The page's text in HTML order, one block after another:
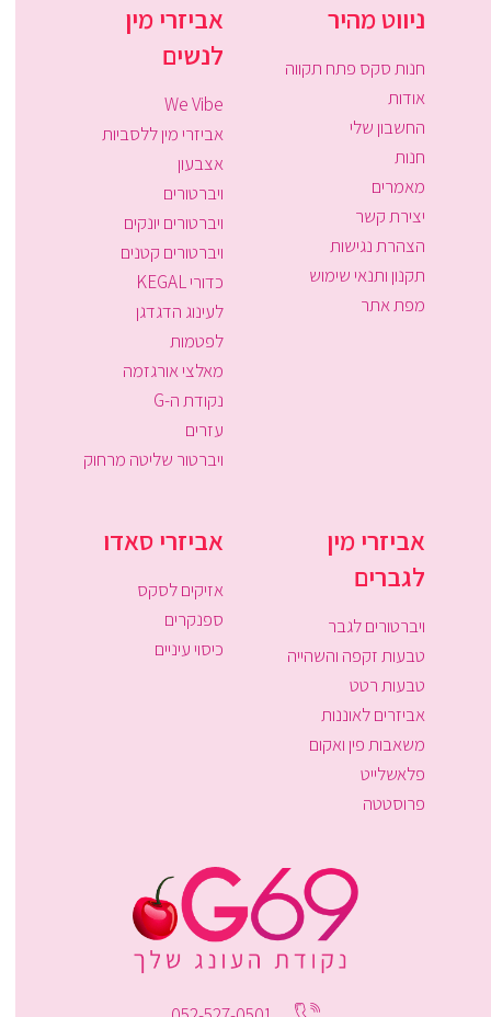
ניווט מהיר
חנות סקס פתח תקווה
אודות
החשבון שלי
חנות
מאמרים
יצירת קשר
הצהרת נגישות
תקנון ותנאי שימוש
מפת אתר
אביזרי מין
לנשים
We Vibe
אביזרי מין ללסביות
אצבעון
ויברטורים
ויברטורים יונקים
ויברטורים קטנים
כדורי KEGAL
לעינוג הדגדגן
לפטמות
מאלצי אורגזמה
נקודת ה-G
עזרים
ויברטור שליטה מרחוק
אביזרי מין
לגברים
ויברטורים לגבר
טבעות זקפה והשהייה
טבעות רטט
אביזרים לאוננות
משאבות פין ואקום
פלאשלייט
פרוסטטה
אביזרי סאדו
אזיקים לסקס
ספנקרים
כיסוי עיניים